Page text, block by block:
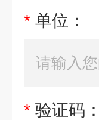
* 单位：
* 验证码：